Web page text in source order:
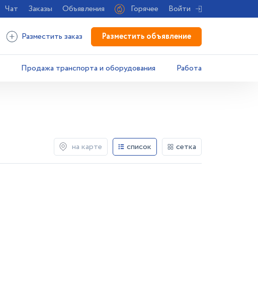
Чат Заказы Объявления Горячее Войти
Разместить заказ Разместить объявление
Продажа транспорта и оборудования Работа
на карте список сетка